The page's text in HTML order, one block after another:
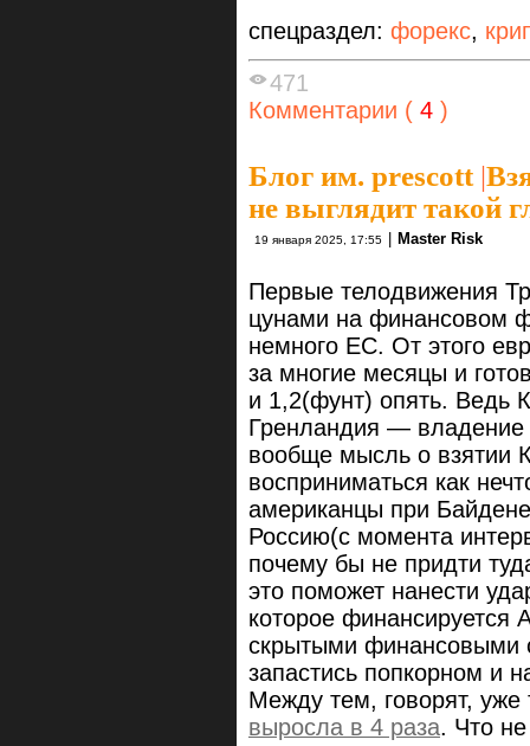
спецраздел: форекс,
471
Комментарии ( 4 )
Блог им. prescott|
не выглядит такой
19 января 2025, 17:55 Master Risk
Первые телодвижения
цунами на финансовом
немного ЕС. От этого
за многие месяцы и
и 1,2(фунт) опять. Ведь
Гренландия —
вообще мысль о взятии
восприниматься как
американцы при
Россию(с момента
почему бы не придти
это поможет нанести
которое финансируется
скрытыми финансовыми
запастись попкорном и
Между тем, говорят,
выросла в 4 раза. Что не